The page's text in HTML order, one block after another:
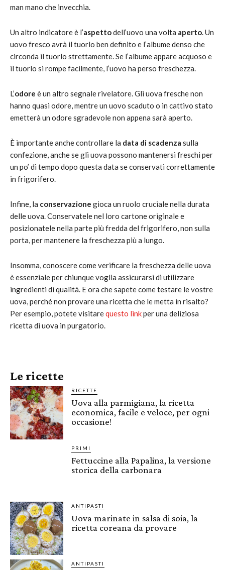
man mano che invecchia.
Un altro indicatore è l’aspettodell’uovo una volta aperto. Un
uovo fresco avrà il tuorlo ben definito e l’albume denso che
circonda il tuorlo strettamente. Se l’albume appare acquoso e
il tuorlo si rompe facilmente, l’uovo ha perso freschezza.
L’odore è un altro segnale rivelatore. Gli uova fresche non
hanno quasi odore, mentre un uovo scaduto o in cattivo stato
emetterà un odore sgradevole non appena sarà aperto.
È importante anche controllare la data di scadenza sulla
confezione, anche se gli uova possono mantenersi freschi per
un po’ di tempo dopo questa data se conservati correttamente
in frigorifero.
Infine, la conservazione gioca un ruolo cruciale nella durata
delle uova. Conservatele nel loro cartone originale e
posizionatele nella parte più fredda del frigorifero, non sulla
porta, per mantenere la freschezza più a lungo.
Insomma, conoscere come verificare la freschezza delle uova
è essenziale per chiunque voglia assicurarsi di utilizzare
ingredienti di qualità. E ora che sapete come testare le vostre
uova, perché non provare una ricetta che le metta in risalto?
Per esempio, potete visitarequesto linkper una deliziosa
ricetta di uova in purgatorio.
Le ricette
RICETTE
Uova alla parmigiana, la ricetta
economica, facile e veloce, per ogni
occasione!
PRIMI
Fettuccine alla Papalina, la versione
storica della carbonara
ANTIPASTI
Uova marinate in salsa di soia, la
ricetta coreana da provare
ANTIPASTI